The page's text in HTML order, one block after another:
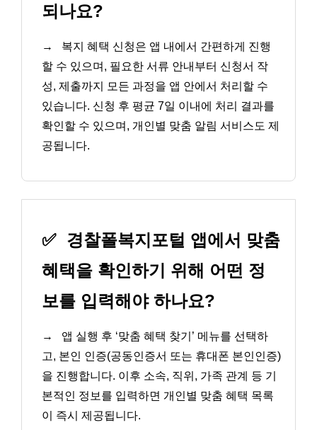
되나요?
→
복지 혜택 신청은 앱 내에서 간편하게 진행
할 수 있으며, 필요한 서류 안내부터 신청서 작
성, 제출까지 모든 과정을 앱 안에서 처리할 수
있습니다. 신청 후 평균 7일 이내에 처리 결과를
확인할 수 있으며, 개인별 맞춤 알림 서비스도 제
공됩니다.
✅ 경찰폴복지포털 앱에서 맞춤
혜택을 확인하기 위해 어떤 정
보를 입력해야 하나요?
→
앱 실행 후 ‘맞춤 혜택 찾기’ 메뉴를 선택하
고, 본인 인증(공동인증서 또는 휴대폰 본인인증)
을 진행합니다. 이후 소속, 직위, 가족 관계 등 기
본적인 정보를 입력하면 개인별 맞춤 혜택 목록
이 즉시 제공됩니다.